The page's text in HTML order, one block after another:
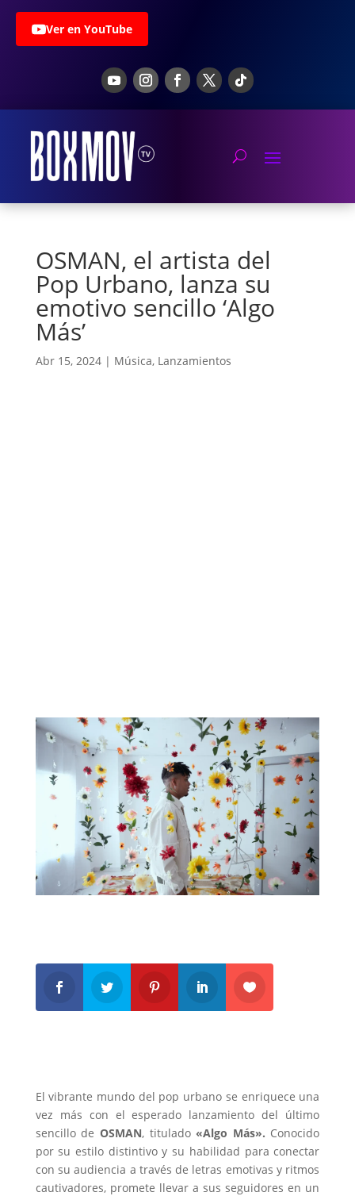
Ver en YouTube
OSMAN, el artista del
Pop Urbano, lanza su
emotivo sencillo ‘Algo
Más’
Abr 15, 2024| Música, Lanzamientos
El vibrante mundo del pop urbano se enriquece una
vez más con el esperado lanzamiento del último
sencillo de OSMAN, titulado«Algo Más». Conocido
por su estilo distintivo y su habilidad para conectar
con su audiencia a través de letras emotivas y ritmos
cautivadores, promete llevar a sus seguidores en un